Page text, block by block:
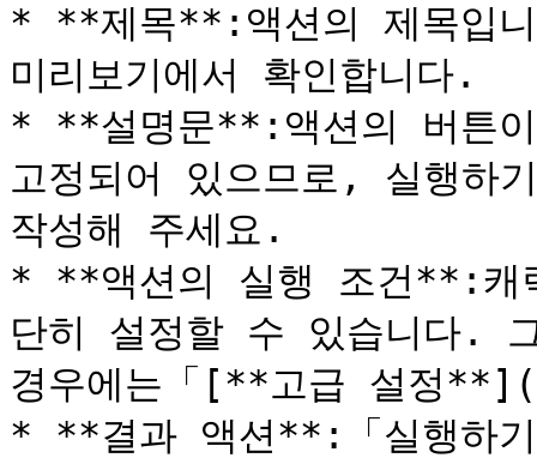
* **제목**:액션의 제목입
미리보기에서 확인합니다.
* **설명문**:액션의 버튼
고정되어 있으므로, 실행하
작성해 주세요.
* **액션의 실행 조건**:캐
단히 설정할 수 있습니다.
경우에는「[**고급 설정
* **결과 액션**:「실행하기